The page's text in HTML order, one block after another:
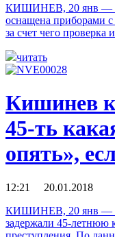
КИШИНЕВ, 20 янв —
оснащена приборами с
за счет чего проверка
читать
Кишинев
45-ть
опять»,
12:21 20.01.2018
КИШИНЕВ, 20 янв —
задержали 45-летнюю